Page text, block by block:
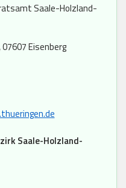
Saale-Holzland-
Eisenberg
Saale-Holzland-